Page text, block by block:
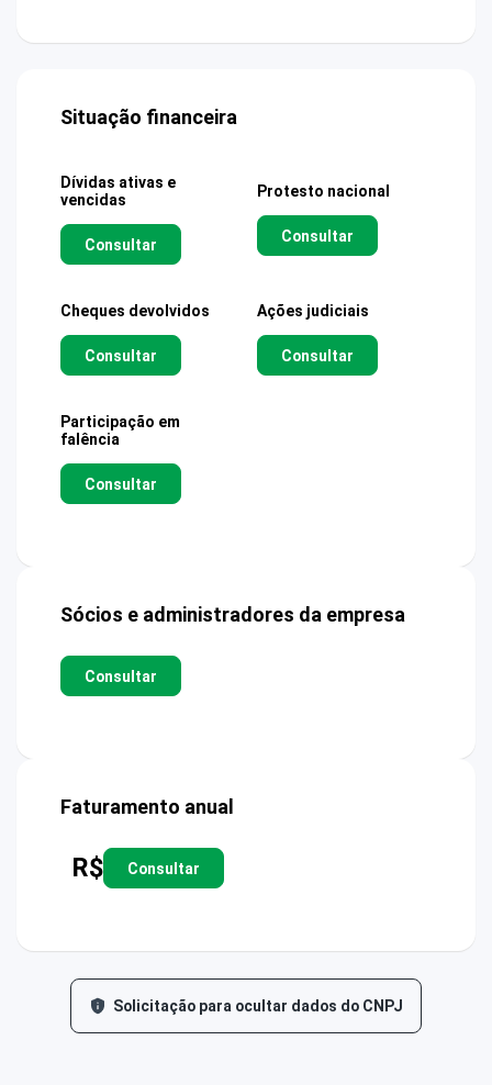
Situação financeira
Dívidas ativas e
vencidas
Consultar
Protesto nacional
Consultar
Cheques devolvidos
Consultar
Ações judiciais
Consultar
Participação em
falência
Consultar
Sócios e administradores da empresa
Consultar
Faturamento anual
R$ Consultar
Solicitação para ocultar dados do CNPJ